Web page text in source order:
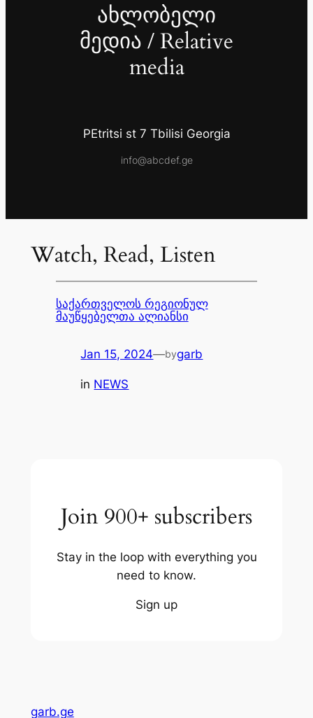
ახლობელი
მედია / Relative
media
PEtritsi st 7 Tbilisi Georgia
info@abcdef.ge
Watch, Read, Listen
საქართველოს რეგიონულ
მაუწყებელთა ალიანსი
Jan 15, 2024—bygarb
in NEWS
Join 900+ subscribers
Stay in the loop with everything you
need to know.
Sign up
garb.ge